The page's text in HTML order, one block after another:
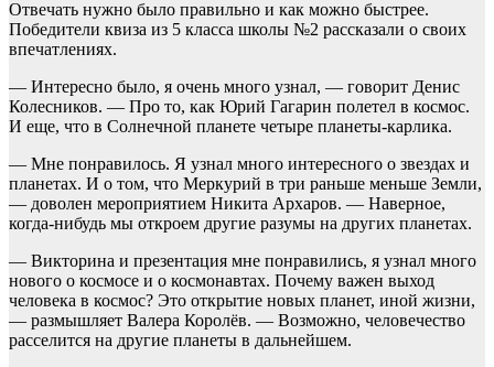
Отвечать нужно было правильно и как можно быстрее.
Победители квиза из 5 класса школы №2 рассказали о своих
впечатлениях.
— Интересно было, я очень много узнал, — говорит Денис
Колесников. — Про то, как Юрий Гагарин полетел в космос.
И еще, что в Солнечной планете четыре планеты-карлика.
— Мне понравилось. Я узнал много интересного о звездах и
планетах. И о том, что Меркурий в три раньше меньше Земли,
— доволен мероприятием Никита Архаров. — Наверное,
когда-нибудь мы откроем другие разумы на других планетах.
— Викторина и презентация мне понравились, я узнал много
нового о космосе и о космонавтах. Почему важен выход
человека в космос? Это открытие новых планет, иной жизни,
— размышляет Валера Королёв. — Возможно, человечество
расселится на другие планеты в дальнейшем.